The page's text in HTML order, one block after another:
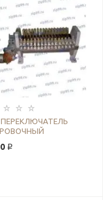
ПЕРЕКЛЮЧАТЕЛЬ
₽